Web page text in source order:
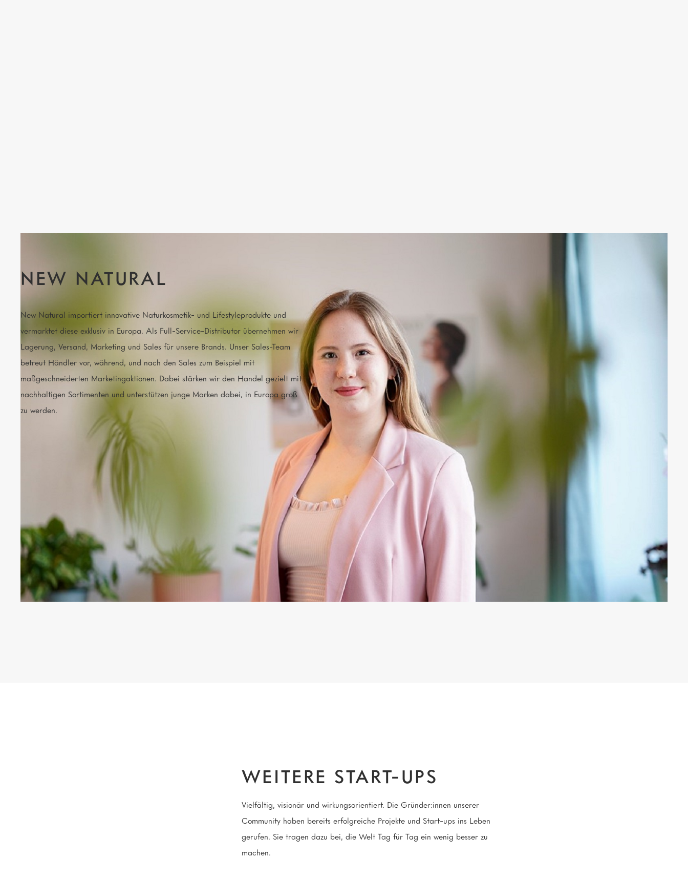
NEW NATURAL
New Natural importiert innovative Naturkosmetik- und Lifestyleprodukte und
vermarktet diese exklusiv in Europa. Als Full-Service-Distributor übernehmen wir
Lagerung, Versand, Marketing und Sales für unsere Brands. Unser Sales-Team
betreut Händler vor, während, und nach den Sales zum Beispiel mit
maßgeschneiderten Marketingaktionen. Dabei stärken wir den Handel gezielt mit
nachhaltigen Sortimenten und unterstützen junge Marken dabei, in Europa groß
zu werden.
Munay Zamorano
ORT
Berlin(Berlin
BATCH
Batch 9 Community Member
SDGS
Nachhaltige/r Konsum und Produktion
SOCIALS
WEITERE START-UPS
Vielfältig, visionär und wirkungsorientiert. Die Gründer:innen unserer
Community haben bereits erfolgreiche Projekte und Start-ups ins Leben
gerufen. Sie tragen dazu bei, die Welt Tag für Tag ein wenig besser zu
machen.